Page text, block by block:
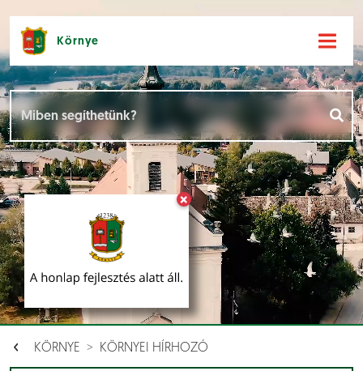
×
Környe
KÖRNYE KÖRNYEI HÍRHOZÓ
Hírek [
Események []
Dokumentumok []
Aloldalak [ ]